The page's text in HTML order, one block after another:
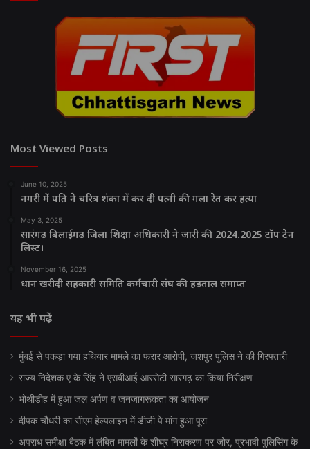
Most Viewed Posts
June 10, 2025
नगरी में पति ने चरित्र शंका में कर दी पत्नी की गला रेत कर हत्या
May 3, 2025
सारंगढ़ बिलाईगढ़ जिला शिक्षा अधिकारी ने जारी की 2024.2025 टॉप टेन
लिस्ट।
November 16, 2025
धान खरीदी सहकारी समिति कर्मचारी संघ की हड़ताल समाप्त
यह भी पढ़ें
मुंबई से पकड़ा गया हथियार मामले का फरार आरोपी, जशपुर पुलिस ने की गिरफ्तारी
राज्य निदेशक ए के सिंह ने एसबीआई आरसेटी सारंगढ़ का किया निरीक्षण
भोथीडीह में हुआ जल अर्पण व जनजागरूकता का आयोजन
दीपक चौधरी का सीएम हेल्पलाइन में डीजी पे मांग हुआ पूरा
अपराध समीक्षा बैठक में लंबित मामलों के शीघ्र निराकरण पर जोर, प्रभावी पुलिसिंग के